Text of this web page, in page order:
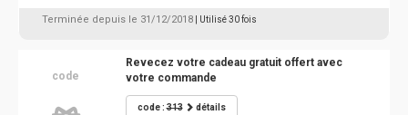
Terminée depuis le 31/12/2018 | Utilisé 30 fois
code
Revecez votre cadeau gratuit offert avec
votre commande
code :313 détails